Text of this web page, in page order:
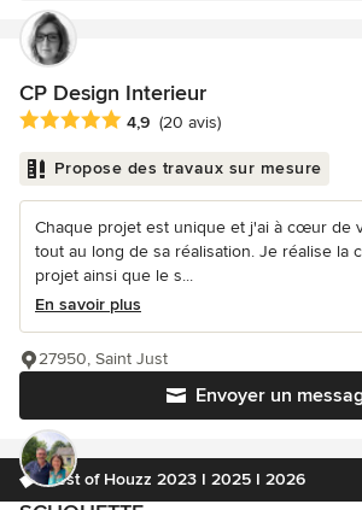
CP Design Interieur
Note moyenne : 4.9 étoiles sur 5
4,9 (20 avis)
Propose des travaux sur mesure
Chaque projet est unique et j'ai à cœur de
tout au long de sa réalisation. Je réalise la
projet ainsi que le s...
En savoir plus
Envoyer un
27950, Saint Just
Best of Houzz 2023 I 2025 I 2026